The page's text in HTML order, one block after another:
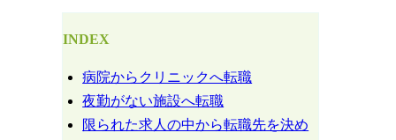
INDEX
病院からクリニックへ転職
夜勤がない施設へ転職
限られた求人の中から転職先を決め